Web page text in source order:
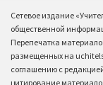
Сетевое издание
общественной
Перепечатка
размещенных на
соглашению с
цитирование